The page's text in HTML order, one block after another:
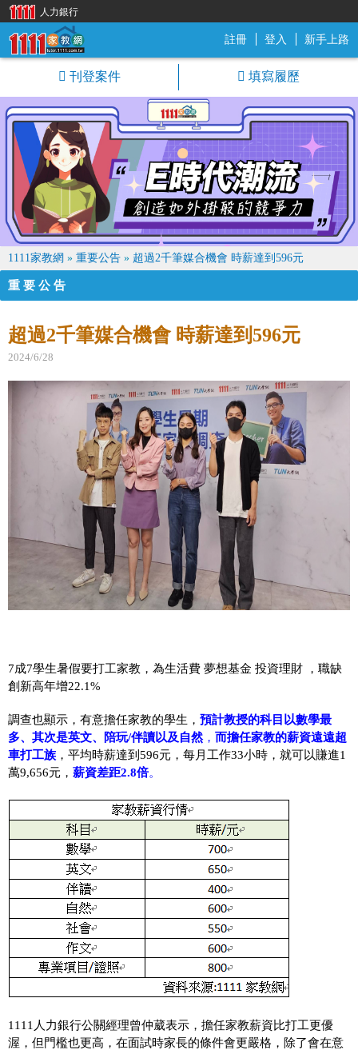
註冊 登入 新手上路
刊登案件 填寫履歷
1111家教網 » 重要公告 » 超過2千筆媒合機會 時薪達到596元
重要公告
超過2千筆媒合機會 時薪達到596元
2024/6/28
7成7學生暑假要打工家教，為生活費 夢想基金 投資理財 ，職缺
創新高年增22.1%
調查也顯示，有意擔任家教的學生， 預計教授的科目以數學最
多、其次是英文、陪玩/伴讀以及自然， 而擔任家教的薪資遠遠超
車打工族 ，平均時薪達到596元，每月工作33小時，就可以賺進1
萬9,656元， 薪資差距2.8倍。
1111人力銀行公關經理曾仲葳表示，擔任家教薪資比打工更優
渥，但門檻也更高，在面試時家長的條件會更嚴格，除了會在意
人力銀行